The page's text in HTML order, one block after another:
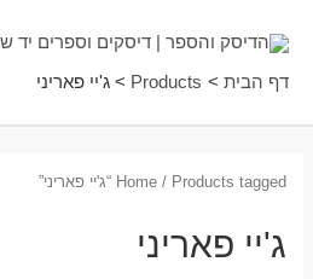
דף הבית Products ג'יי פאריני
Home/ Products tagged “ג'יי פאריני”
ג'יי פאריני